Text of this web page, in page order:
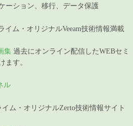
ーション、移行、データ保護
イム・オリジナルVeeam技術情報満載
集 過去にオンライン配信したWEBセミ
ます。
ル
イム・オリジナルZerto技術情報サイト